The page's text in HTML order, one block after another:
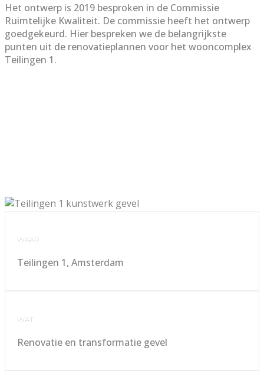
Het ontwerp is 2019 besproken in de Commissie
Ruimtelijke Kwaliteit. De commissie heeft het ontwerp
goedgekeurd. Hier bespreken we de belangrijkste
punten uit de renovatieplannen voor het wooncomplex
Teilingen 1.
WAAR
Teilingen 1, Amsterdam
WAT
Renovatie en transformatie gevel